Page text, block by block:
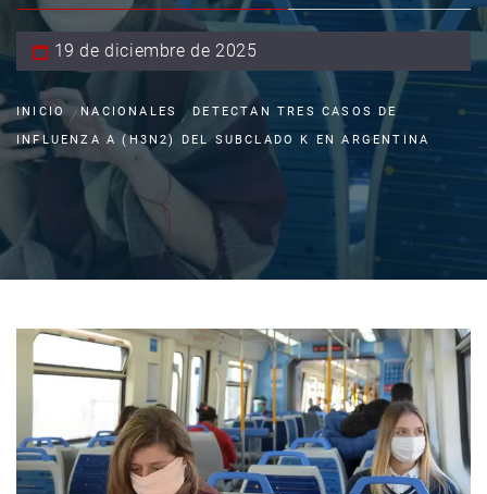
19 de diciembre de 2025
INICIO NACIONALES
DETECTAN TRES CASOS DE
INFLUENZA A (H3N2) DEL SUBCLADO K EN ARGENTINA